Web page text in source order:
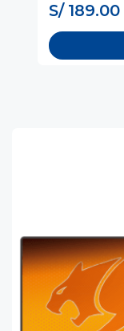
S/ 189.00